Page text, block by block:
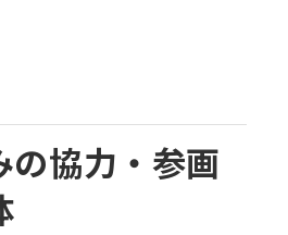
の協力・参画